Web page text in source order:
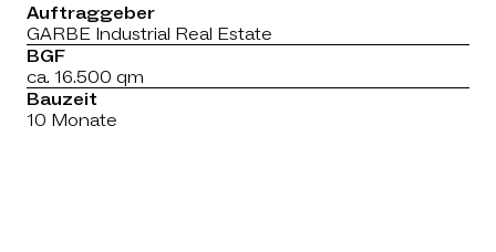
Auftraggeber
GARBE Industrial Real Estate
BGF
ca. 16.500 qm
Bauzeit
10 Monate